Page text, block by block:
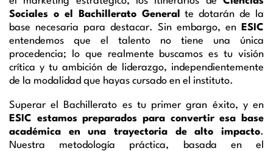
Sociales o el Bachillerato General
te dotarán de la
base necesaria para destacar. Sin embargo, en
ESIC
entendemos que el talento no tiene una única
procedencia; lo que realmente buscamos es tu visión
crítica y tu ambición de liderazgo, independientemente
de la modalidad que hayas cursado en el instituto.
Superar el Bachillerato es tu primer gran éxito, y en
ESIC estamos preparados para convertir esa base
académica en una trayectoria de alto impacto.
Nuestra metodología práctica, basada en el